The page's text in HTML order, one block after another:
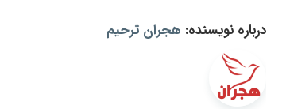
درباره نویسنده: هجران ترحیم